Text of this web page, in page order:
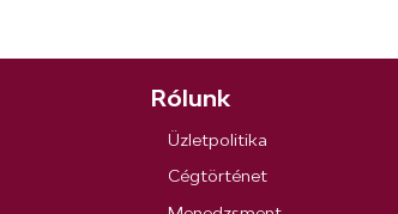
Rólunk
Üzletpolitika
Cégtörténet